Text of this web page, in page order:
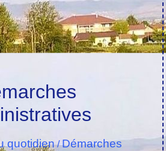
quotidien/Démarches